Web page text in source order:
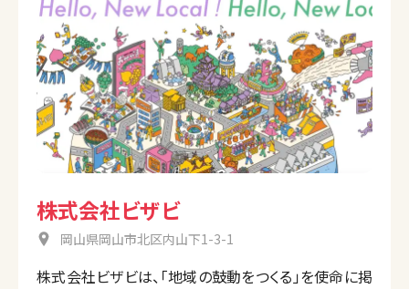
株式会社ビザビ
岡山県岡山市北区内山下1-3-1
株式会社ビザビは、「地域の鼓動をつくる」を使命に掲